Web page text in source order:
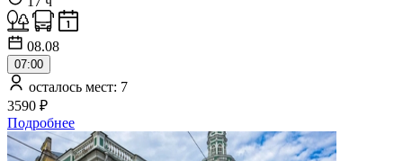
08.08
07:00
осталось мест: 7
3590 ₽
Подробнее